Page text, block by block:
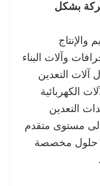
بشكل
وآلات البناء
آلات التعدين
الكهربائية
التعدين
إلى مستوى متقدم
حلول مخصصة